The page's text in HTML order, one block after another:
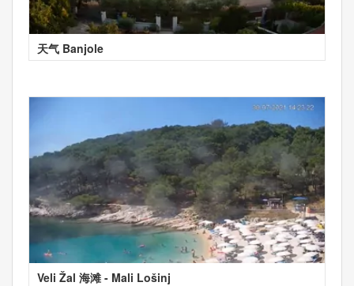
天气 Banjole
Veli Žal 海滩 - Mali Lošinj